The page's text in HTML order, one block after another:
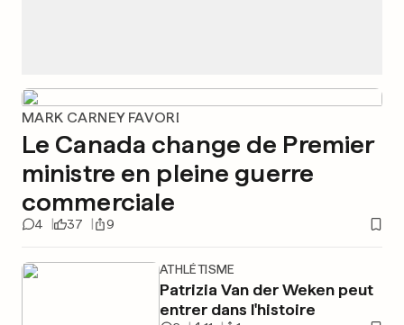
MARK CARNEY FAVORI
Le Canada change de Premier
ministre en pleine guerre
commerciale
4 37 9
ATHLÉTISME
Patrizia Van der Weken peut
entrer dans l'histoire